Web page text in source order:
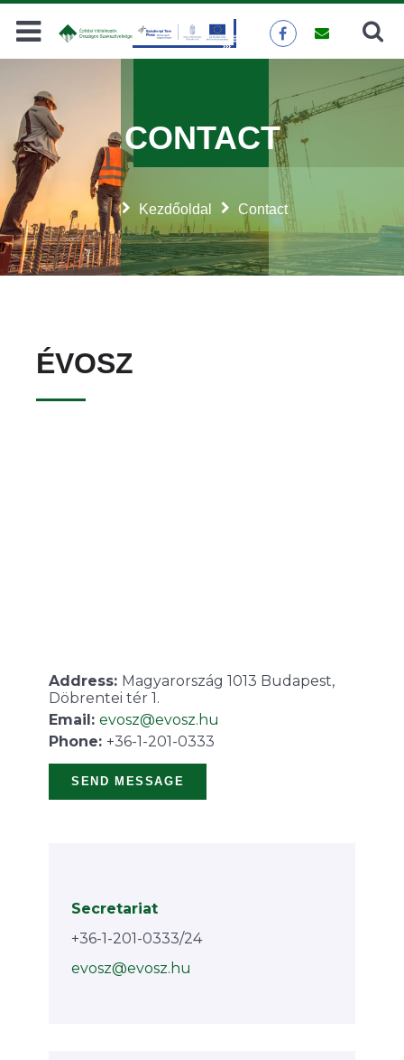
Search
Kezdőoldal Contact
CONTACT
ÉVOSZ
Address: Magyarország 1013 Budapest,
Döbrentei tér 1.
Email: evosz@evosz.hu
Phone: +36-1-201-0333
SEND MESSAGE
Secretariat
+36-1-201-0333/24
evosz@evosz.hu